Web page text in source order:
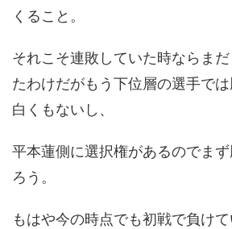
くること。
それこそ連敗していた時ならま
たわけだがもう下位層の選手で
白くもないし、
平本蓮側に選択権があるのでま
ろう。
もはや今の時点でも初戦で負け